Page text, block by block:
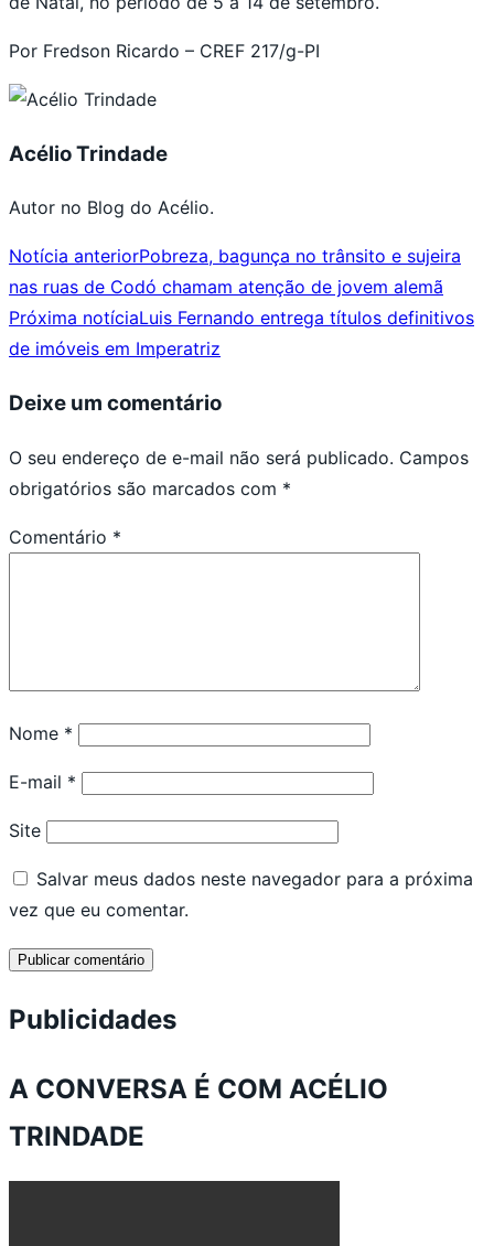
Por Fredson Ricardo – CREF 217/g-PI
Acélio Trindade
Autor no Blog do Acélio.
Notícia anteriorPobreza, bagunça no trânsito e sujeira
nas ruas de Codó chamam atenção de jovem alemã
Próxima notíciaLuis Fernando entrega títulos definitivos
de imóveis em Imperatriz
Deixe um comentário
O seu endereço de e-mail não será publicado. Campos
obrigatórios são marcados com *
Comentário *
Nome *
E-mail *
Site
Salvar meus dados neste navegador para a próxima
vez que eu comentar.
Publicidades
A CONVERSA É COM ACÉLIO
TRINDADE